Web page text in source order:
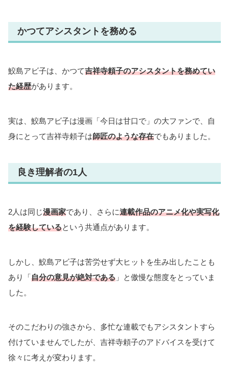
かつてアシスタントを務める
鮫島アビ子は、かつて吉祥寺頼子のアシスタントを務めてい
た経歴があります。
実は、鮫島アビ子は漫画「今日は甘口で」の大ファンで、自
身にとって吉祥寺頼子は師匠のような存在でもありました。
良き理解者の1人
2人は同じ漫画家であり、さらに連載作品のアニメ化や実写化
を経験しているという共通点があります。
しかし、鮫島アビ子は苦労せず大ヒットを生み出したことも
あり「自分の意見が絶対である 」と傲慢な態度をとっていま
した。
そのこだわりの強さから、多忙な連載でもアシスタントすら
付けていませんでしたが、吉祥寺頼子のアドバイスを受けて
徐々に考えが変わります。